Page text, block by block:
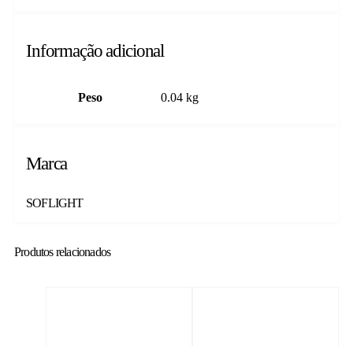
Informação adicional
Peso 0.04 kg
Marca
SOFLIGHT
Produtos relacionados